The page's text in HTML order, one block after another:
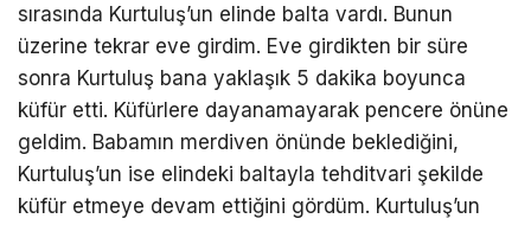
sırasında Kurtuluş’un elinde balta vardı. Bunun
üzerine tekrar eve girdim. Eve girdikten bir süre
sonra Kurtuluş bana yaklaşık 5 dakika boyunca
küfür etti. Küfürlere dayanamayarak pencere önüne
geldim. Babamın merdiven önünde beklediğini,
Kurtuluş’un ise elindeki baltayla tehditvari şekilde
küfür etmeye devam ettiğini gördüm. Kurtuluş’un